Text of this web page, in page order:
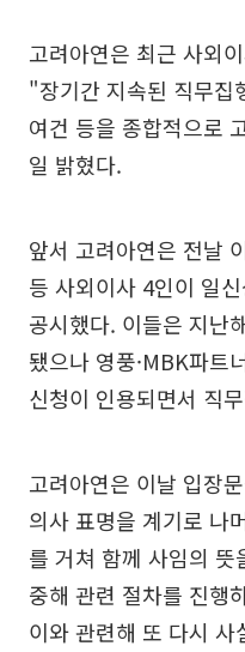
고려아연은 최근 사외
"장기간 지속된 직무집
여건 등을 종합적으로
일 밝혔다.
앞서 고려아연은 전날
등 사외이사 4인이 일
공시했다. 이들은 지난
됐으나 영풍·MBK파트
신청이 인용되면서 직
고려아연은 이날 입장
의사 표명을 계기로 나
를 거쳐 함께 사임의
중해 관련 절차를 진행
이와 관련해 또 다시